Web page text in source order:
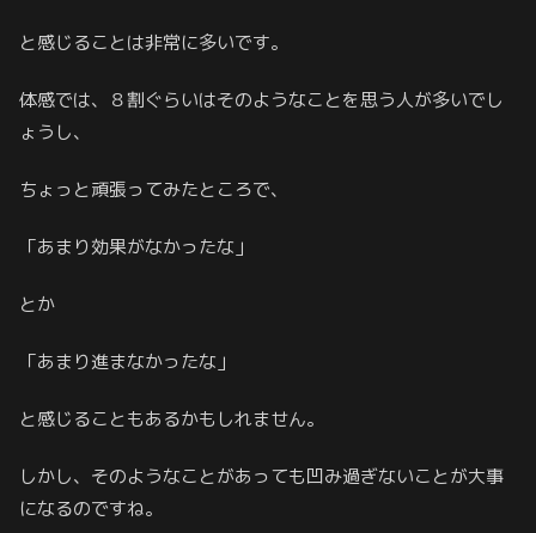
と感じることは非常に多いです。
体感では、８割ぐらいはそのようなことを思う人が多いでし
ょうし、
ちょっと頑張ってみたところで、
「あまり効果がなかったな」
とか
「あまり進まなかったな」
と感じることもあるかもしれません。
しかし、そのようなことがあっても凹み過ぎないことが大事
になるのですね。